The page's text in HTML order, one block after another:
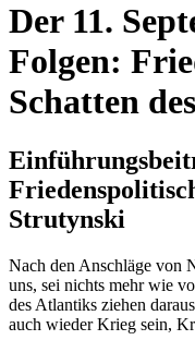
Der 11.
Folgen:
Schatten
Strutynski
Nach den Anschläge von
uns, sei nichts mehr wie
des Atlantiks ziehen
auch wieder Krieg sein,